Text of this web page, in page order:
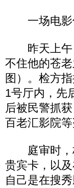
一场电影
昨天上午
不住他的苍
图）。检方
1号厅内，先
后被民警抓
百老汇影院等
庭审时，
贵宾卡，以
自己是在搜